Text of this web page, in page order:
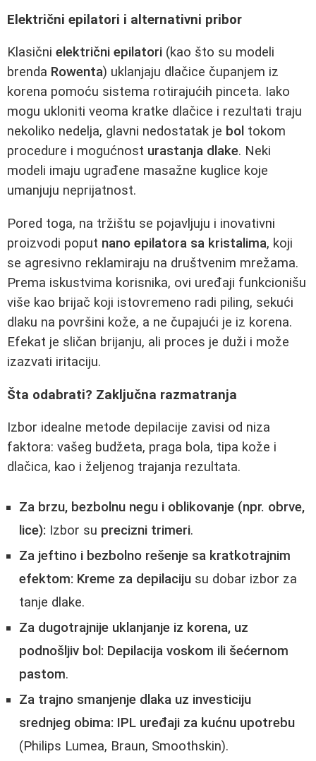
Električni epilatori i alternativni pribor
Klasični električni epilatori (kao što su modeli
brenda Rowenta) uklanjaju dlačice čupanjem iz
korena pomoću sistema rotirajućih pinceta. Iako
mogu ukloniti veoma kratke dlačice i rezultati traju
nekoliko nedelja, glavni nedostatak je bol tokom
procedure i mogućnost urastanja dlake. Neki
modeli imaju ugrađene masažne kuglice koje
umanjuju neprijatnost.
Pored toga, na tržištu se pojavljuju i inovativni
proizvodi poput nano epilatora sa kristalima, koji
se agresivno reklamiraju na društvenim mrežama.
Prema iskustvima korisnika, ovi uređaji funkcionišu
više kao brijač koji istovremeno radi piling, sekući
dlaku na površini kože, a ne čupajući je iz korena.
Efekat je sličan brijanju, ali proces je duži i može
izazvati iritaciju.
Šta odabrati? Zaključna razmatranja
Izbor idealne metode depilacije zavisi od niza
faktora: vašeg budžeta, praga bola, tipa kože i
dlačica, kao i željenog trajanja rezultata.
Za brzu, bezbolnu negu i oblikovanje (npr. obrve,
lice): Izbor su precizni trimeri.
Za jeftino i bezbolno rešenje sa kratkotrajnim
efektom: Kreme za depilaciju su dobar izbor za
tanje dlake.
Za dugotrajnije uklanjanje iz korena, uz
podnošljiv bol: Depilacija voskom ili šećernom
pastom.
Za trajno smanjenje dlaka uz investiciju
srednjeg obima: IPL uređaji za kućnu upotrebu
(Philips Lumea, Braun, Smoothskin).